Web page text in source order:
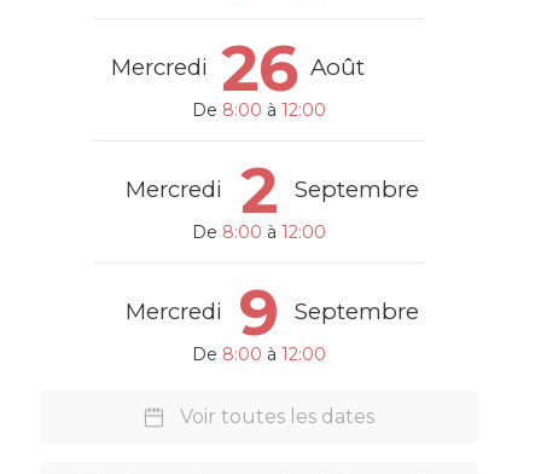
Mercredi 26 Août
De 8:00 à 12:00
Mercredi 2 Septembre
De 8:00 à 12:00
Mercredi 9 Septembre
De 8:00 à 12:00
Voir toutes les dates